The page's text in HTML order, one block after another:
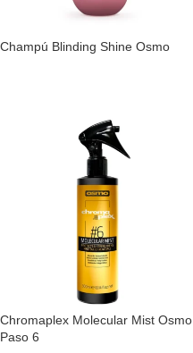
Champú Blinding Shine Osmo
Chromaplex Molecular Mist Osmo
Paso 6